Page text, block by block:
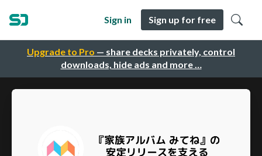
Upgrade to Pro — share decks privately, control
downloads, hide ads and more …
Sign in Sign up for free